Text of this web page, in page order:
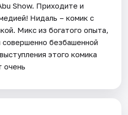
Show. Приходите и
Нидаль – комик с
Микс из богатого опыта,
совершенно безбашенной
этого комика
очень